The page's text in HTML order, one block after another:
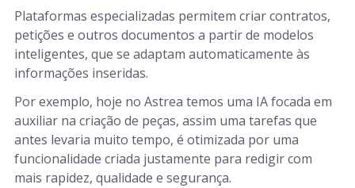
Plataformas especializadas permitem criar contratos,
petições e outros documentos a partir de modelos
inteligentes, que se adaptam automaticamente às
informações inseridas.
Por exemplo, hoje no Astrea temos uma IA focada em
auxiliar na criação de peças, assim uma tarefas que
antes levaria muito tempo, é otimizada por uma
funcionalidade criada justamente para redigir com
mais rapidez, qualidade e segurança.